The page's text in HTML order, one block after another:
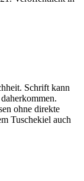
Schrift kann
ohne direkte
Tuschekiel auch